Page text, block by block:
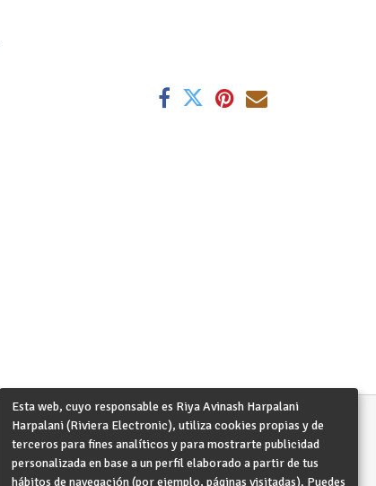
Esta web, cuyo responsable es Riya Avinash Harpalani
Harpalani (Riviera Electronic), utiliza cookies propias y de
terceros para fines analíticos y para mostrarte publicidad
personalizada en base a un perfil elaborado a partir de tus
hábitos de navegación (por ejemplo, páginas visitadas). Puedes